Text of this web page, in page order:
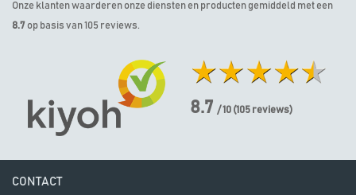
Onze klanten waarderen onze diensten en producten gemiddeld met een
8.7 op basis van 105 reviews.
8.7 / 10 (105 reviews)
CONTACT